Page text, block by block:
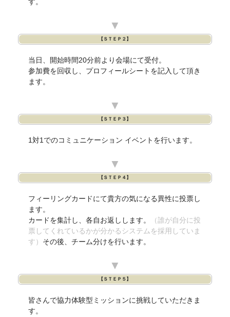
す。
▼
【ＳＴＥＰ２】
当日、開始時間20分前より会場にて受付。
参加費を回収し、プロフィールシートを記入して頂き
ます。
▼
【ＳＴＥＰ３】
1対1でのコミュニケーション イベントを行います。
▼
【ＳＴＥＰ４】
フィーリングカードにて貴方の気になる異性に投票し
ます。
カードを集計し、各自お返しします。
（誰が自分に投
票してくれているかが分かるシステムを採用していま
す） その後、チーム分けを行います。
▼
【ＳＴＥＰ５】
皆さんで協力体験型ミッションに挑戦していただきま
す。